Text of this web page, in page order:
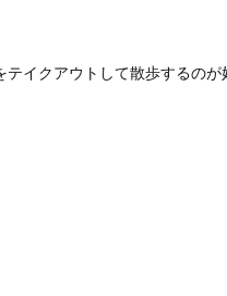
イクアウトして散歩するのが